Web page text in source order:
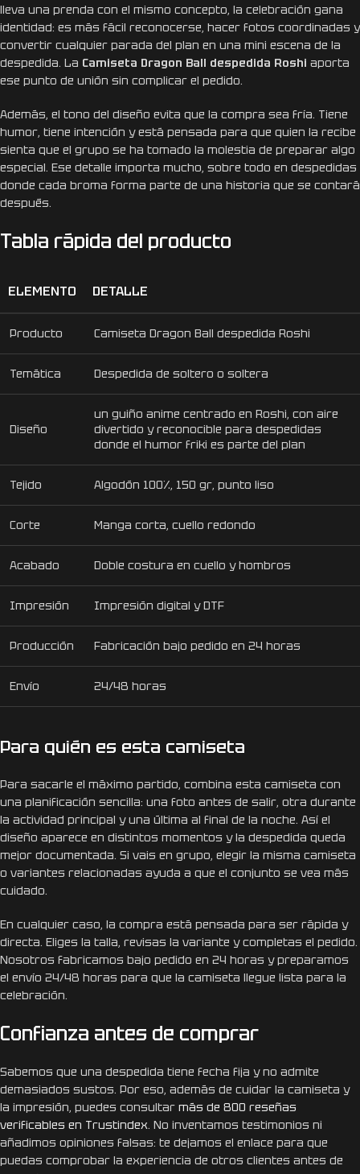
lleva una prenda con el mismo concepto, la celebración gana
identidad: es más fácil reconocerse, hacer fotos coordinadas y
convertir cualquier parada del plan en una mini escena de la
despedida. La Camiseta Dragon Ball despedida Roshi aporta
ese punto de unión sin complicar el pedido.
Además, el tono del diseño evita que la compra sea fría. Tiene
humor, tiene intención y está pensada para que quien la recibe
sienta que el grupo se ha tomado la molestia de preparar algo
especial. Ese detalle importa mucho, sobre todo en despedidas
donde cada broma forma parte de una historia que se contará
después.
Tabla rápida del producto
ELEMENTO DETALLE
Producto Camiseta Dragon Ball despedida Roshi
Temática Despedida de soltero o soltera
Diseño
un guiño anime centrado en Roshi, con aire
divertido y reconocible para despedidas
donde el humor friki es parte del plan
Tejido Algodón 100%, 150 gr, punto liso
Corte Manga corta, cuello redondo
Acabado Doble costura en cuello y hombros
Impresión Impresión digital y DTF
Producción Fabricación bajo pedido en 24 horas
Envío 24/48 horas
Para quién es esta camiseta
Para sacarle el máximo partido, combina esta camiseta con
una planificación sencilla: una foto antes de salir, otra durante
la actividad principal y una última al final de la noche. Así el
diseño aparece en distintos momentos y la despedida queda
mejor documentada. Si vais en grupo, elegir la misma camiseta
o variantes relacionadas ayuda a que el conjunto se vea más
cuidado.
En cualquier caso, la compra está pensada para ser rápida y
directa. Eliges la talla, revisas la variante y completas el pedido.
Nosotros fabricamos bajo pedido en 24 horas y preparamos
el envío 24/48 horas para que la camiseta llegue lista para la
celebración.
Confianza antes de comprar
Sabemos que una despedida tiene fecha fija y no admite
demasiados sustos. Por eso, además de cuidar la camiseta y
la impresión, puedes consultar más de 800 reseñas
verificables en Trustindex. No inventamos testimonios ni
añadimos opiniones falsas: te dejamos el enlace para que
puedas comprobar la experiencia de otros clientes antes de